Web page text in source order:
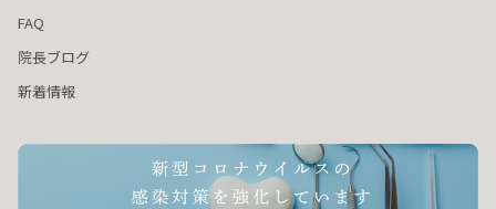
FAQ
院長ブログ
新着情報